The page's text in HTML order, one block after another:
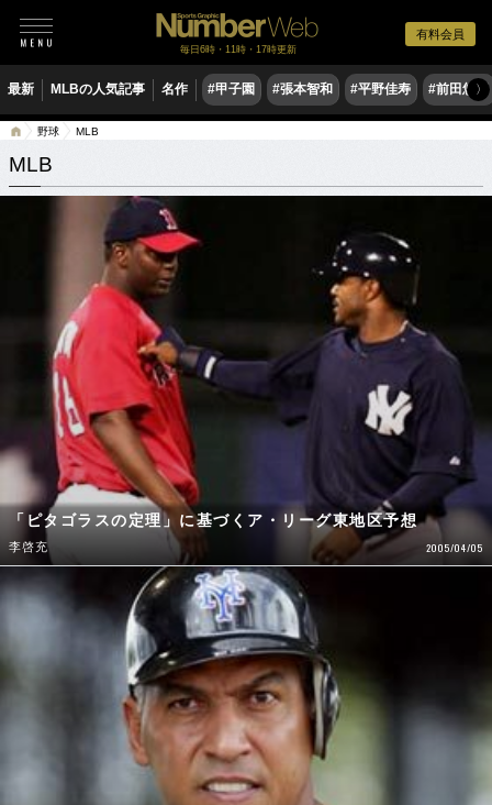
有料会員
毎日6時・11時・17時更新
最新 MLBの人気記事 名作 #甲子園 #張本智和 #平野佳寿 #前田悠伍
〉
野球 MLB
MLB
「ピタゴラスの定理」に基づくア・リーグ東地区予想
李啓充 2005/04/05